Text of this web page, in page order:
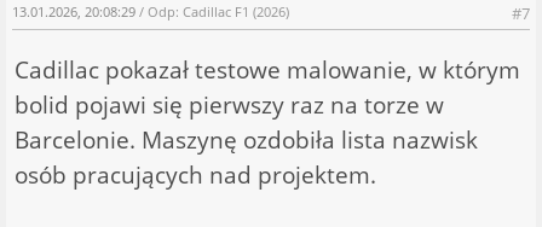
#7
13.01.2026, 20:08:29 / Odp: Cadillac F1 (2026)
Cadillac pokazał testowe malowanie, w którym
bolid pojawi się pierwszy raz na torze w
Barcelonie. Maszynę ozdobiła lista nazwisk
osób pracujących nad projektem.